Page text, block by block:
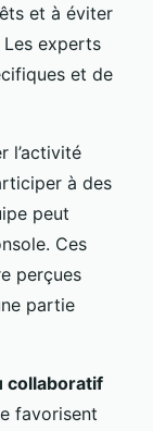
et à éviter
experts
et de
l’activité
à des
peut
Ces
perçues
partie
collaboratif
favorisent